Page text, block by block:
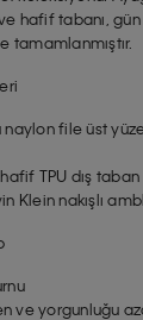
hafif tabanı,
tamamlanmıştır.
naylon file üst
TPU dış taban
Klein nakışlı
ve yorgunluğu